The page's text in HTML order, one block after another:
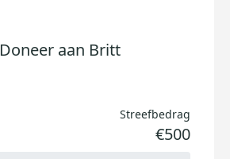
Doneer aan Britt
Streefbedrag
€500